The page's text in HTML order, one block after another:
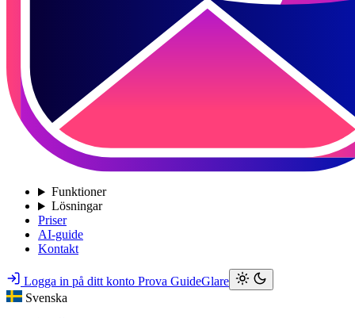
Funktioner
Lösningar
Priser
AI-guide
Kontakt
Logga in på ditt konto Prova GuideGlare
Svenska